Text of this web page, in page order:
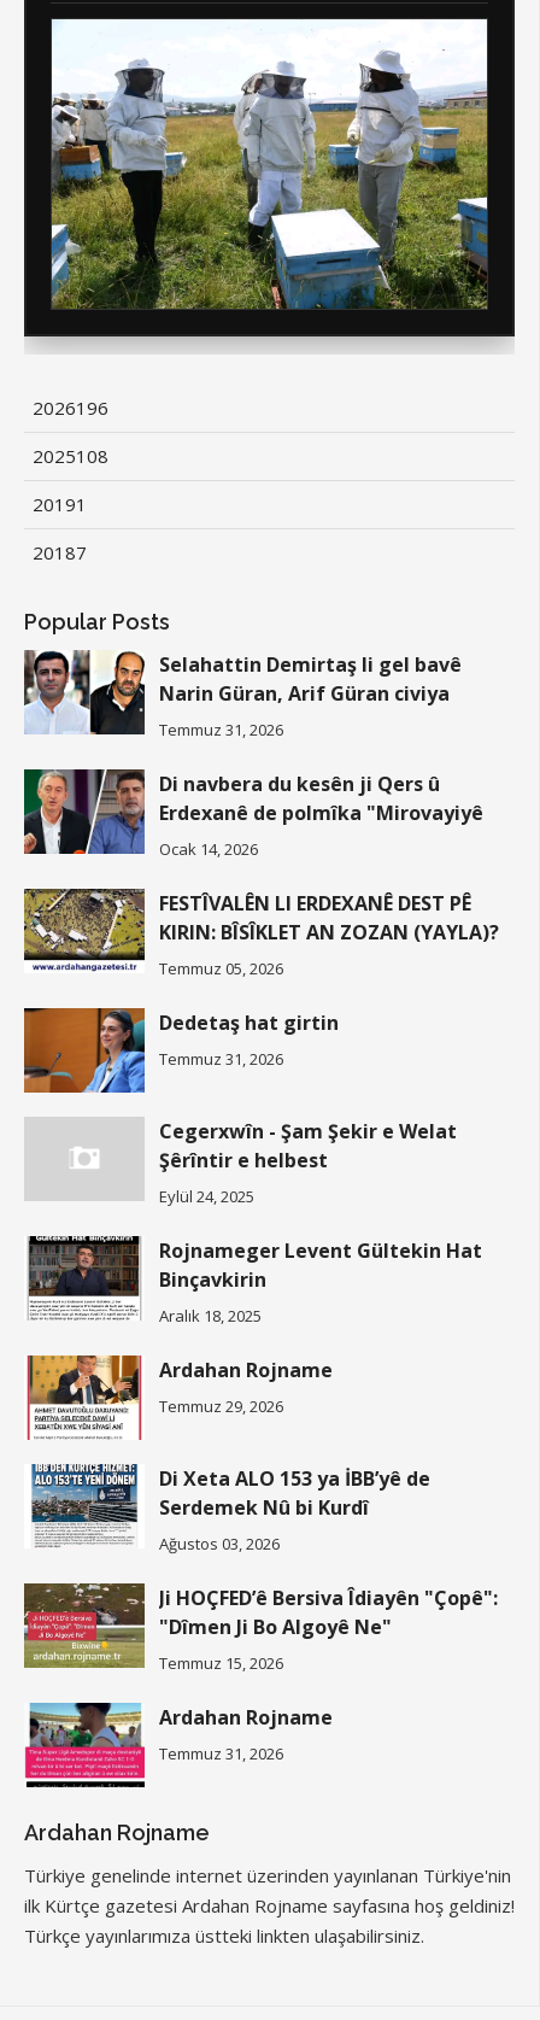
2026196
2025108
20191
20187
Popular Posts
Selahattin Demirtaş li gel bavê
Narin Güran, Arif Güran civiya
Temmuz 31, 2026
Di navbera du kesên ji Qers û
Erdexanê de polmîka "Mirovayiyê
Ocak 14, 2026
FESTÎVALÊN LI ERDEXANÊ DEST PÊ
KIRIN: BÎSÎKLET AN ZOZAN (YAYLA)?
Temmuz 05, 2026
Dedetaş hat girtin
Temmuz 31, 2026
Cegerxwîn - Şam Şekir e Welat
Şêrîntir e helbest
Eylül 24, 2025
Rojnameger Levent Gültekin Hat
Binçavkirin
Aralık 18, 2025
Ardahan Rojname
Temmuz 29, 2026
Di Xeta ALO 153 ya İBB’yê de
Serdemek Nû bi Kurdî
Ağustos 03, 2026
Ji HOÇFED’ê Bersiva Îdiayên "Çopê":
"Dîmen Ji Bo Algoyê Ne"
Temmuz 15, 2026
Ardahan Rojname
Temmuz 31, 2026
Ardahan Rojname
Türkiye genelinde internet üzerinden yayınlanan Türkiye'nin
ilk Kürtçe gazetesi Ardahan Rojname sayfasına hoş geldiniz!
Türkçe yayınlarımıza üstteki linkten ulaşabilirsiniz.